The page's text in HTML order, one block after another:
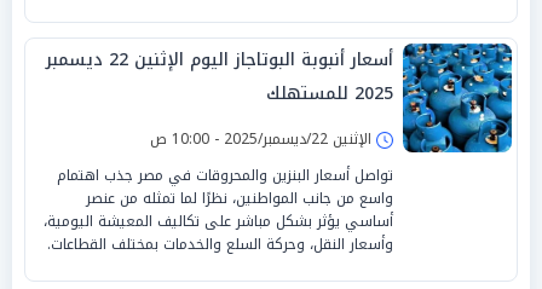
أسعار أنبوبة البوتاجاز اليوم الإثنين 22 ديسمبر
2025 للمستهلك
الإثنين 22/ديسمبر/2025 - 10:00 ص
تواصل أسعار البنزين والمحروقات في مصر جذب اهتمام
واسع من جانب المواطنين، نظرًا لما تمثله من عنصر
أساسي يؤثر بشكل مباشر على تكاليف المعيشة اليومية،
وأسعار النقل، وحركة السلع والخدمات بمختلف القطاعات.